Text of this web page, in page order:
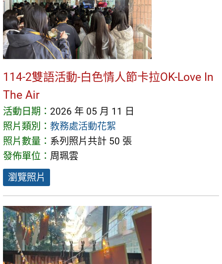
114-2雙語活動-白色情人節卡拉OK-Love In
The Air
活動日期： 2026 年 05 月 11 日
照片類別： 教務處活動花絮
照片數量： 系列照片共計 50 張
發佈單位： 周珮雲
瀏覽照片